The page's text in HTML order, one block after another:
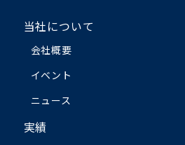
当社について
会社概要
イベント
ニュース
実績